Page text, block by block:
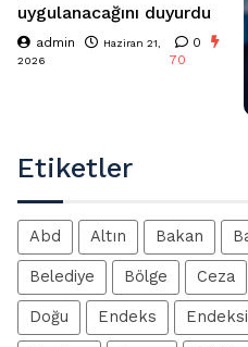
uygulanacağını duyurdu
admin
Haziran 21,
2026
0
70
Etiketler
Abd Altın Bakan
Belediye Bölge Ceza
Doğu Endeks Endeksi